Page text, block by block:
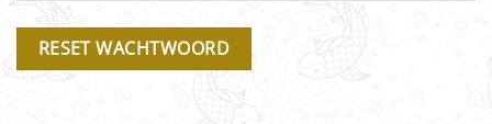
RESET WACHTWOORD